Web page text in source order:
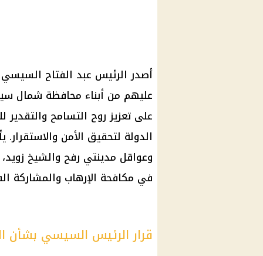
عليهم من أبناء محافظة شمال
على تعزيز روح التسامح
الدولة لتحقيق الأمن
وعواقل مدينتي رفح والشيخ زويد،
في مكافحة الإرهاب والمشاركة
قرار الرئيس السيسي بشأن